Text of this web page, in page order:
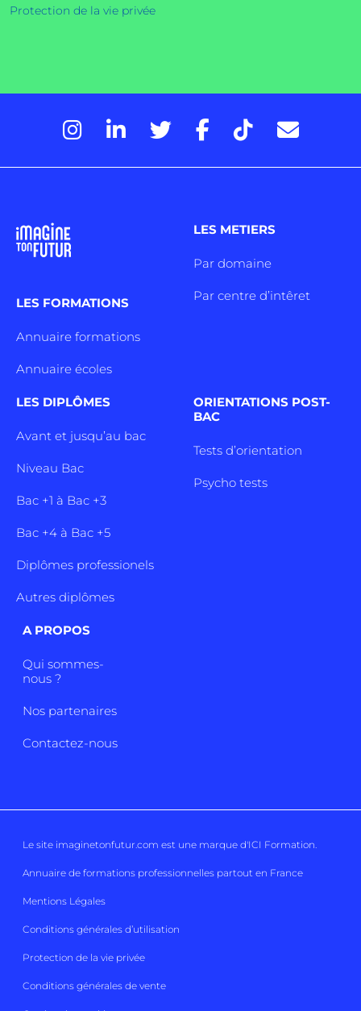
Protection de la vie privée
LES FORMATIONS
Annuaire formations
Annuaire écoles
LES METIERS
Par domaine
Par centre d’intêret
LES DIPLÔMES
Avant et jusqu’au bac
Niveau Bac
Bac +1 à Bac +3
Bac +4 à Bac +5
Diplômes professionels
Autres diplômes
ORIENTATIONS POST-
BAC
Tests d’orientation
Psycho tests
A PROPOS
Qui sommes-
nous ?
Nos partenaires
Contactez-nous
Le site imaginetonfutur.com est une marque d'ICI Formation
Annuaire de formations professionnelles partout en France
Mentions Légales
Conditions générales d’utilisation
Protection de la vie privée
Conditions générales de vente